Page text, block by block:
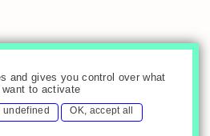
and gives you control over what
want to activate
undefined OK, accept all